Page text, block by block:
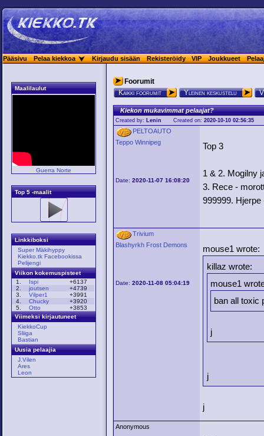
Pääsivu Pelaa kiekkoa Kirjaudu sisään Rekisteröidy VIP Joukkueet
Maalilaulut
Guerra Norte
Top 5 -maalit
Linkkiboksi
Super Mäkihyppy
Kiekko.tk Facebookissa
Pelijengi
Viikon kokemuspisteet
1.
Ispi
+6137
2.
joutsen
+4739
3.
Vilper1
+3991
4.
Chucky
+3920
5.
Otto
+3853
Viimeksi kirjautuneet
KiekkoCup
Sliiga
Bastian
Uusia pelaajia
J.Vilen
Ares
Leon
Foorumit
Kaikki foorumit Yleinen keskustelu
Kiekon mukavimmat pelaajat?
Created by: Lenin Created on:2020-10-10 02:56:35
PELTOAUTO
Teppo Winnipeg
Date:2020-11-07 16:08:20
Top 3
1 & 2. Mogilny
3. Rece -
999999.
Trivium
Blashyrkh Frost Demons
Date:2020-11-08 05:04:19
mouse1 wrote:
killaz wrote:
mouse1
ban all toxic
j
j
j
Anonymous